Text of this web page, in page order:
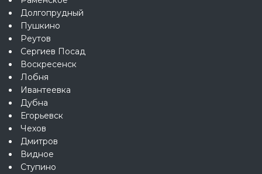
Долгопрудный
Пушкино
Реутов
Сергиев Посад
Воскресенск
Лобня
Ивантеевка
Дубна
Егорьевск
Чехов
Дмитров
Видное
Ступино